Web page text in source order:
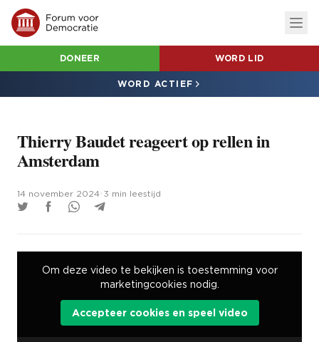
DONEER WORD LID
WORD ACTIEF
Thierry Baudet reageert op rellen in
Amsterdam
14 november 2024 3 min leestijd
Om deze video te bekijken is toestemming voor
marketingcookies nodig.
Accepteer cookies en speel video